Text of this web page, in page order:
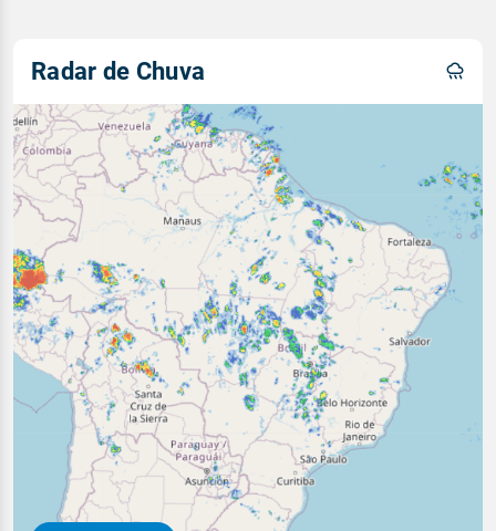
Radar de Chuva